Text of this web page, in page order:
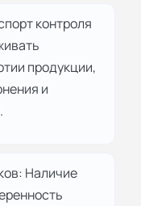
контроля
продукции,
и
Наличие